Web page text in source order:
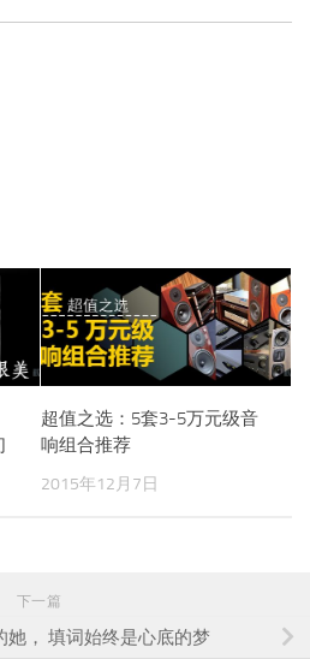
超值之选：5套3-5万元级音
响组合推荐
2015年12月7日
下一篇
她， 填词始终是心底的梦